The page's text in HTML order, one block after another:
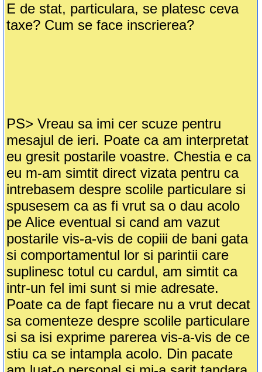
E de stat, particulara, se platesc ceva
taxe? Cum se face inscrierea?
PS> Vreau sa imi cer scuze pentru
mesajul de ieri. Poate ca am interpretat
eu gresit postarile voastre. Chestia e ca
eu m-am simtit direct vizata pentru ca
intrebasem despre scolile particulare si
spusesem ca as fi vrut sa o dau acolo
pe Alice eventual si cand am vazut
postarile vis-a-vis de copiii de bani gata
si comportamentul lor si parintii care
suplinesc totul cu cardul, am simtit ca
intr-un fel imi sunt si mie adresate.
Poate ca de fapt fiecare nu a vrut decat
sa comenteze despre scolile particulare
si sa isi exprime parerea vis-a-vis de ce
stiu ca se intampla acolo. Din pacate